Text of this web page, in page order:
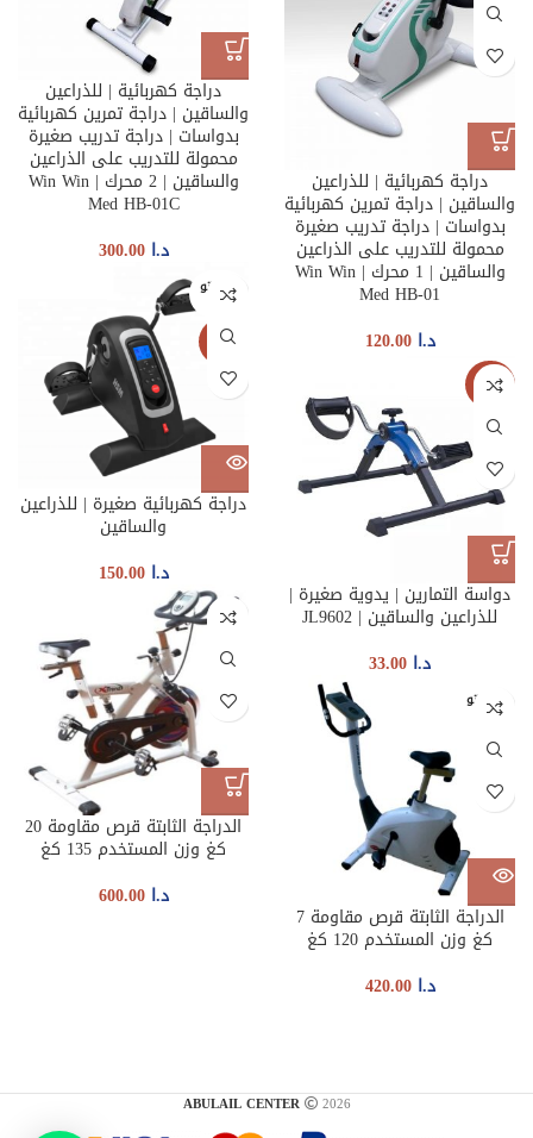
دراجة كهربائية | للذراعين
والساقين | دراجة تمرين كهربائية
بدواسات | دراجة تدريب صغيرة
محمولة للتدريب على الذراعين
والساقين | 2 محرك | Win Win
Med HB-01C
د.ا 300.00
دراجة كهربائية | للذراعين
والساقين | دراجة تمرين كهربائية
بدواسات | دراجة تدريب صغيرة
محمولة للتدريب على الذراعين
والساقين | 1 محرك | Win Win
Med HB-01
د.ا 120.00
غير متو
فر
جديدنا
دراجة كهربائية صغيرة | للذراعين
والساقين
د.ا 150.00
جديدنا
دواسة التمارين | يدوية صغيرة |
للذراعين والساقين | JL9602
د.ا 33.00
الدراجة الثابتة قرص مقاومة 20
كغ وزن المستخدم 135 كغ
د.ا 600.00
غير متو
فر
الدراجة الثابتة قرص مقاومة 7
كغ وزن المستخدم 120 كغ
د.ا 420.00
ABULAIL CENTER 2026